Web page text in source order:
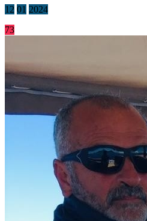
12 01 2024
73